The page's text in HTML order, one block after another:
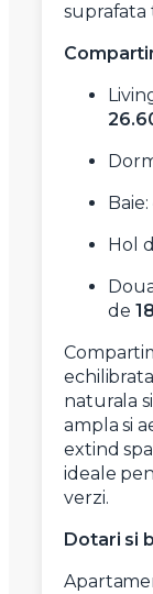
suprafata
Baie:
Hol
de
naturala
ampla si
extind
ideale
verzi.
Dotari si